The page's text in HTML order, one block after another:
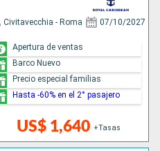
Civitavecchia - Roma 07/10/2027
US$ 1,640 +Tasas
Apertura de ventas
Barco Nuevo
Precio especial familias
Hasta -60% en el 2° pasajero